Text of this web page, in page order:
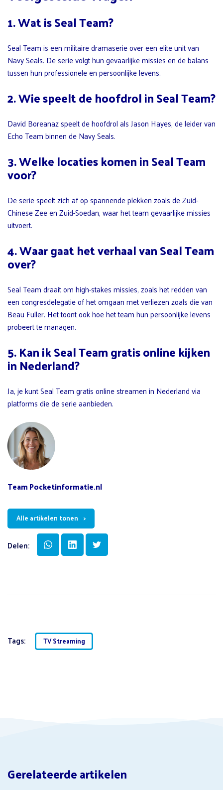
1. Wat is Seal Team?
Seal Team is een militaire dramaserie over een elite unit van
Navy Seals. De serie volgt hun gevaarlijke missies en de balans
tussen hun professionele en persoonlijke levens.
2. Wie speelt de hoofdrol in Seal Team?
David Boreanaz speelt de hoofdrol als Jason Hayes, de leider van
Echo Team binnen de Navy Seals.
3. Welke locaties komen in Seal Team
voor?
De serie speelt zich af op spannende plekken zoals de Zuid-
Chinese Zee en Zuid-Soedan, waar het team gevaarlijke missies
uitvoert.
4. Waar gaat het verhaal van Seal Team
over?
Seal Team draait om high-stakes missies, zoals het redden van
een congresdelegatie of het omgaan met verliezen zoals die van
Beau Fuller. Het toont ook hoe het team hun persoonlijke levens
probeert te managen.
5. Kan ik Seal Team gratis online kijken
in Nederland?
Ja, je kunt Seal Team gratis online streamen in Nederland via
platforms die de serie aanbieden.
Team Pocketinformatie.nl
Alle artikelen tonen
Delen:
Tags: TV Streaming
Gerelateerde artikelen